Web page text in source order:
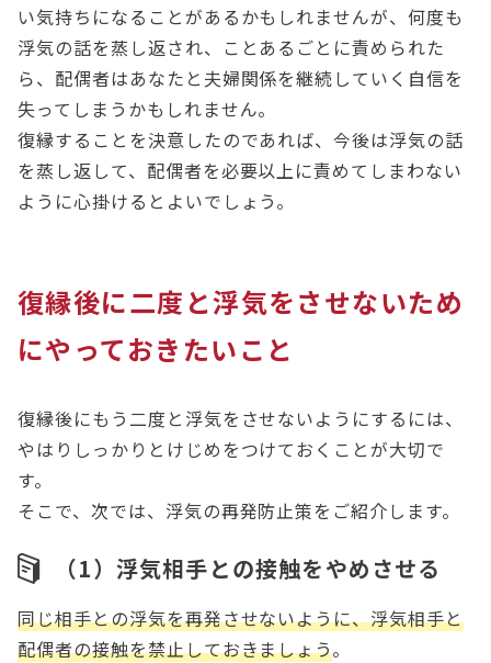
い気持ちになることがあるかもしれませんが、何度も
浮気の話を蒸し返され、ことあるごとに責められた
ら、配偶者はあなたと夫婦関係を継続していく自信を
失ってしまうかもしれません。
復縁することを決意したのであれば、今後は浮気の話
を蒸し返して、配偶者を必要以上に責めてしまわない
ように心掛けるとよいでしょう。
復縁後に二度と浮気をさせないため
にやっておきたいこと
復縁後にもう二度と浮気をさせないようにするには、
やはりしっかりとけじめをつけておくことが大切で
す。
そこで、次では、浮気の再発防止策をご紹介します。
（1）浮気相手との接触をやめさせる
同じ相手との浮気を再発させないように、浮気相手と
配偶者の接触を禁止しておきましょう。